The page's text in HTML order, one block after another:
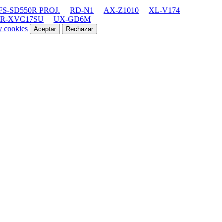
SD550R PROJ. RD-N1 AX-Z1010
XL-V174
XVC17SU
UX-GD6M
cookies
Aceptar Rechazar